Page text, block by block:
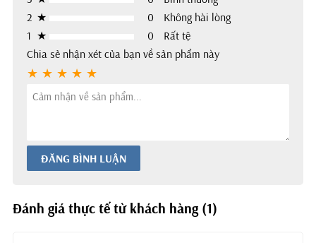
2 ★ 0
Không hài lòng
1 ★ 0
Rất tệ
Chia sẻ nhận xét của bạn về sản phẩm này
ĐĂNG BÌNH LUẬN
Đánh giá thực tế từ khách hàng (1)